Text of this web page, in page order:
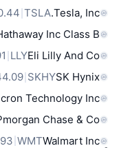
Tesla, Inc.
TSLA
Inc Class B
Eli Lilly And Co
LLY
SK Hynix
SKHY
‏144.09 US$
Technology Inc
Chase & Co
Walmart Inc
WMT